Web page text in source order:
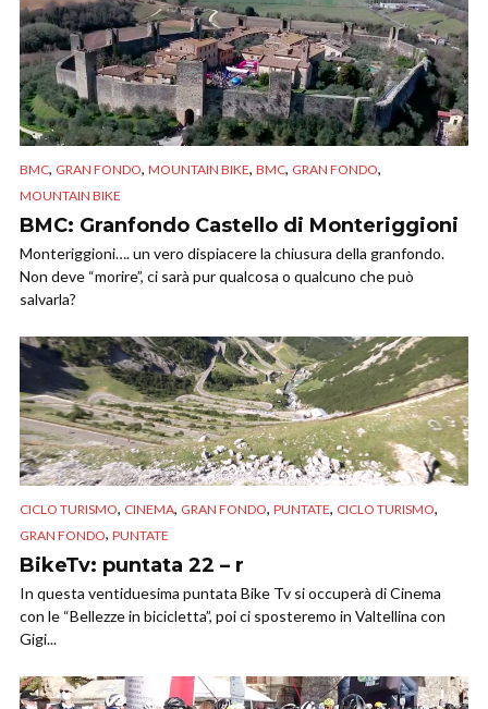
BMC, GRAN FONDO, MOUNTAIN BIKE, BMC, GRAN FONDO,
MOUNTAIN BIKE
BMC: Granfondo Castello di Monteriggioni
Monteriggioni…. un vero dispiacere la chiusura della granfondo.
Non deve “morire”, ci sarà pur qualcosa o qualcuno che può
salvarla?
CICLO TURISMO, CINEMA, GRAN FONDO, PUNTATE, CICLO TURISMO,
GRAN FONDO, PUNTATE
BikeTv: puntata 22 – r
In questa ventiduesima puntata Bike Tv si occuperà di Cinema
con le “Bellezze in bicicletta”, poi ci sposteremo in Valtellina con
Gigi...